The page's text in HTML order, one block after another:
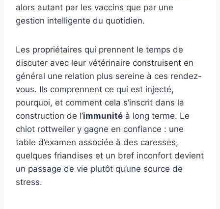
alors autant par les vaccins que par une
gestion intelligente du quotidien.
Les propriétaires qui prennent le temps de
discuter avec leur vétérinaire construisent en
général une relation plus sereine à ces rendez-
vous. Ils comprennent ce qui est injecté,
pourquoi, et comment cela s’inscrit dans la
construction de l’immunité à long terme. Le
chiot rottweiler y gagne en confiance : une
table d’examen associée à des caresses,
quelques friandises et un bref inconfort devient
un passage de vie plutôt qu’une source de
stress.